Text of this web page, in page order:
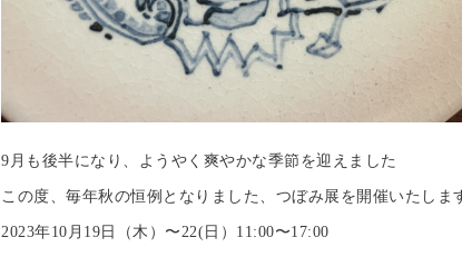
9月も後半になり、ようやく爽やかな季節を迎えました
この度、毎年秋の恒例となりました、つぼみ展を開催いたしま
2023年10月19日（木）〜22(日）11:00〜17:00